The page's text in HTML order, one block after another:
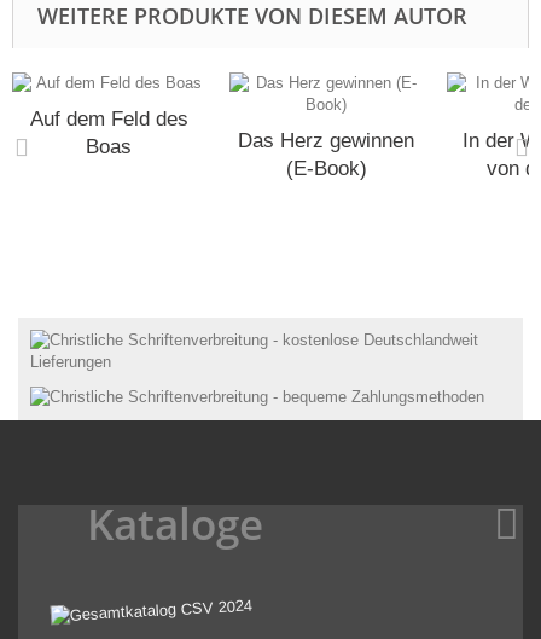
WEITERE PRODUKTE VON DIESEM AUTOR
Auf dem Feld des
Boas
Das Herz gewinnen
(E-Book)
In der
von
Kataloge